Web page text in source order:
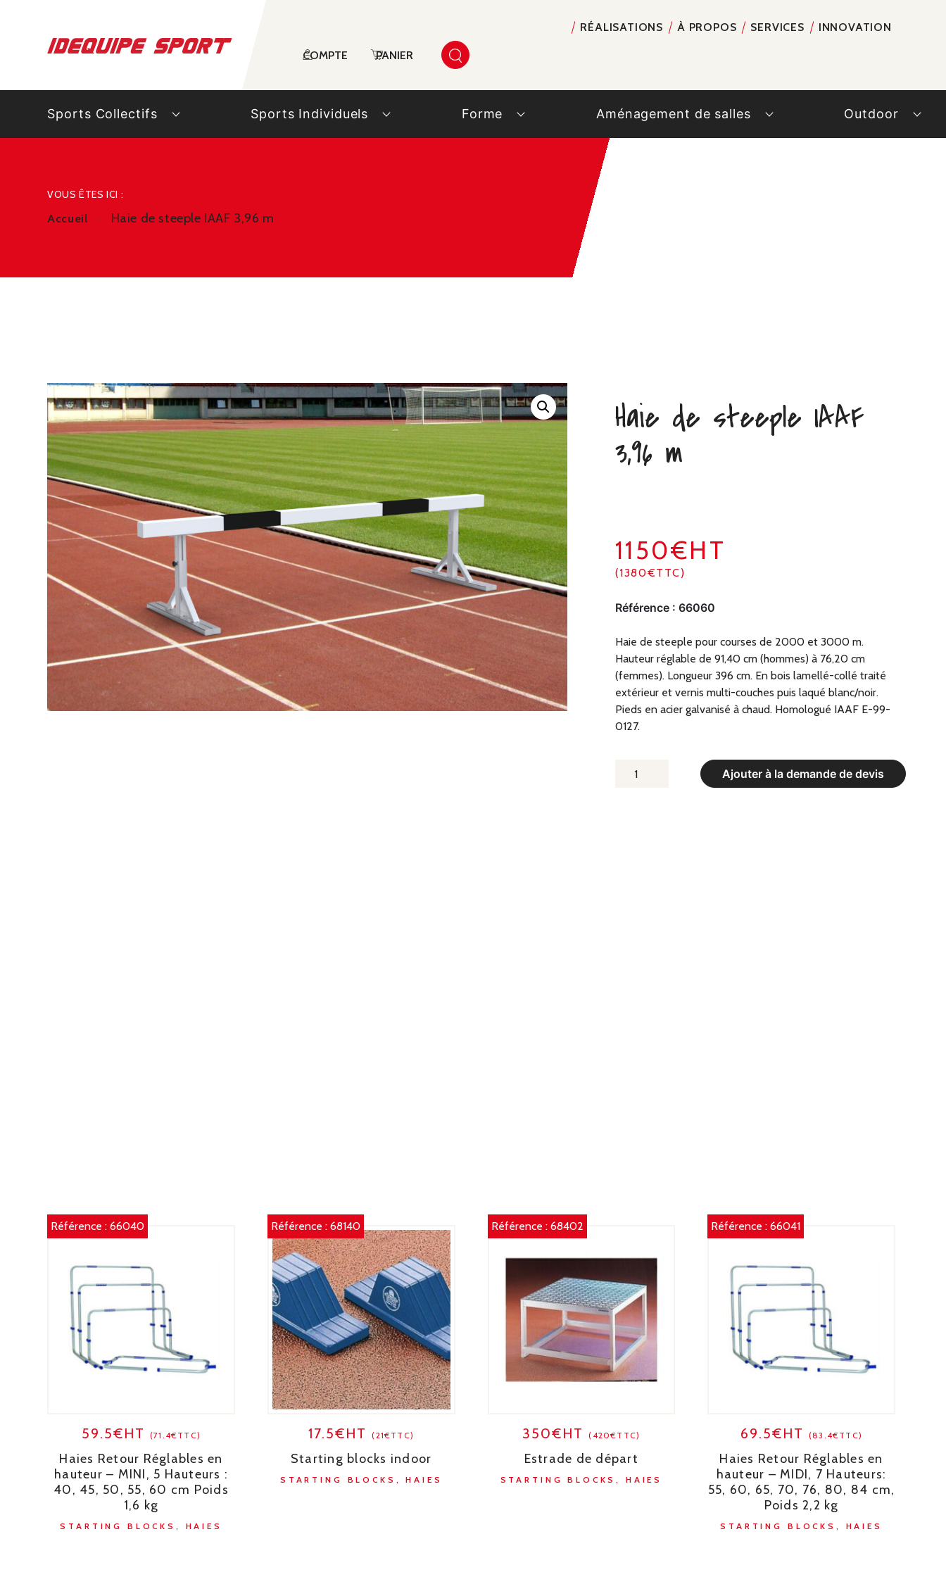
RÉALISATIONS À PROPOS SERVICES INNOVATION
COMPTE PANIER
Sports Collectifs Sports Individuels Forme Aménagement de salles Outdoor
VOUS ÊTES ICI :
Accueil Haie de steeple IAAF 3,96 m
Haie de steeple IAAF
3,96 m
1150€HT
(1380€TTC)
Référence : 66060
Haie de steeple pour courses de 2000 et 3000 m.
Hauteur réglable de 91,40 cm (hommes) à 76,20 cm
(femmes). Longueur 396 cm. En bois lamellé-collé traité
extérieur et vernis multi-couches puis laqué blanc/noir.
Pieds en acier galvanisé à chaud. Homologué IAAF E-99-
0127.
Ajouter à la demande de devis
QUANTITÉ
Référence :66040
59.5€HT(71.4€TTC)
Haies Retour Réglables en
hauteur – MINI, 5 Hauteurs :
40, 45, 50, 55, 60 cm Poids
1,6 kg
STARTING BLOCKS, HAIES
Référence : 68140
17.5€HT(21€TTC)
Starting blocks indoor
STARTING BLOCKS, HAIES
Référence : 68402
350€HT(420€TTC)
Estrade de départ
STARTING BLOCKS, HAIES
Référence :66041
69.5€HT(83.4€TTC)
Haies Retour Réglables en
hauteur – MIDI, 7 Hauteurs:
55, 60, 65, 70, 76, 80, 84 cm,
Poids 2,2 kg
STARTING BLOCKS, HAIES